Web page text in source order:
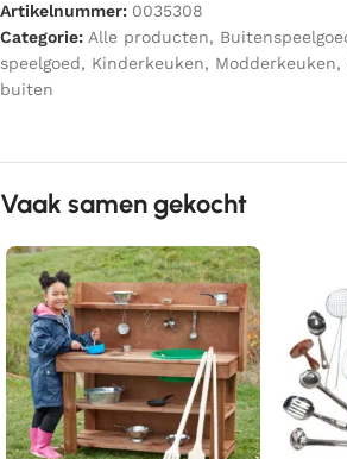
Artikelnummer: 0035308
Categorie: Alle producten,
speelgoed, Kinderkeuken, Modderkeuken,
buiten
Vaak samen gekocht